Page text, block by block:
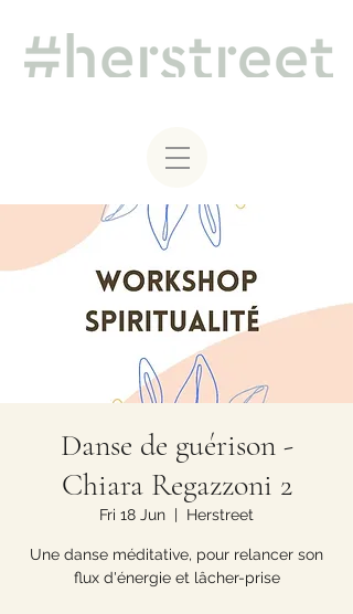
Danse de guérison -
Chiara Regazzoni 2
Fri 18 Jun
  |
Herstreet
Une danse méditative, pour relancer son
flux d'énergie et lâcher-prise